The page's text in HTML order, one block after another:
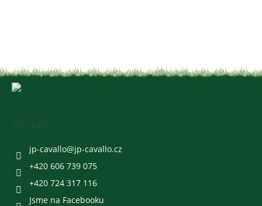
jp-cavallo@jp-cavallo.cz
+420 606 739 075
+420 724 317 116
Jsme na Facebooku